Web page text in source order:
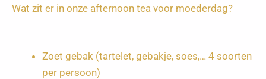
Wat zit er in onze afternoon tea voor moederdag?
Zoet gebak (tartelet, gebakje, soes,… 4 soorten
per persoon)